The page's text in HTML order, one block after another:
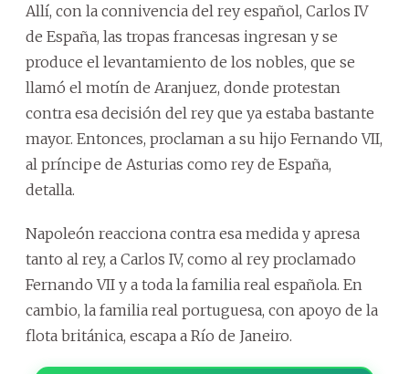
Allí, con la connivencia del rey español, Carlos IV
de España, las tropas francesas ingresan y se
produce el levantamiento de los nobles, que se
llamó el motín de Aranjuez, donde protestan
contra esa decisión del rey que ya estaba bastante
mayor. Entonces, proclaman a su hijo Fernando VII,
al príncipe de Asturias como rey de España,
detalla.
Napoleón reacciona contra esa medida y apresa
tanto al rey, a Carlos IV, como al rey proclamado
Fernando VII y a toda la familia real española. En
cambio, la familia real portuguesa, con apoyo de la
flota británica, escapa a Río de Janeiro.